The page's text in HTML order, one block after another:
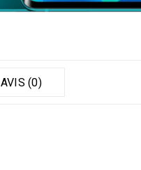
AVIS (0)